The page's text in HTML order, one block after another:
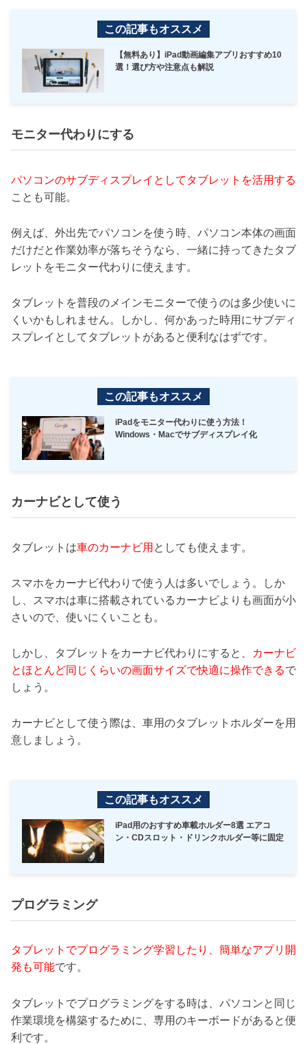
この記事もオススメ
【無料あり】iPad動画編集アプリおすすめ10
選！選び方や注意点も解説
モニター代わりにする
パソコンのサブディスプレイとしてタブレットを活用する
ことも可能。
例えば、外出先でパソコンを使う時、パソコン本体の画面
だけだと作業効率が落ちそうなら、一緒に持ってきたタブ
レットをモニター代わりに使えます。
タブレットを普段のメインモニターで使うのは多少使いに
くいかもしれません。しかし、何かあった時用にサブディ
スプレイとしてタブレットがあると便利なはずです。
この記事もオススメ
iPadをモニター代わりに使う方法！
Windows・Macでサブディスプレイ化
カーナビとして使う
タブレットは車のカーナビ用 としても使えます。
スマホをカーナビ代わりで使う人は多いでしょう。しか
し、スマホは車に搭載されているカーナビよりも画面が小
さいので、使いにくいことも。
しかし、タブレットをカーナビ代わりにすると、
カーナビ
とほとんど同じくらいの画面サイズで快適に操作できるで
しょう。
カーナビとして使う際は、車用のタブレットホルダーを用
意しましょう。
この記事もオススメ
iPad用のおすすめ車載ホルダー8選 エアコ
ン・CDスロット・ドリンクホルダー等に固定
プログラミング
タブレットでプログラミング学習したり、簡単なアプリ開
発も可能です。
タブレットでプログラミングをする時は、パソコンと同じ
作業環境を構築するために、専用のキーボードがあると便
利です。